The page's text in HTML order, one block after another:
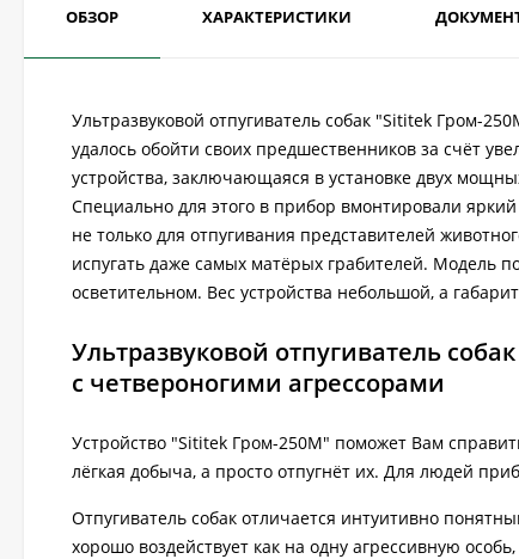
ОБЗОР ХАРАКТЕРИСТИКИ
Ультразвуковой отпугиватель собак "Sititek Гром-
удалось обойти своих предшественников за счёт
устройства, заключающаяся в установке двух
Специально для этого в прибор вмонтировали
не только для отпугивания представителей
испугать даже самых матёрых грабителей. Модель
осветительном. Вес устройства небольшой, а
Ультразвуковой отпугиватель
с четвероногими агрессорами
Устройство "Sititek Гром-250М" поможет Вам
лёгкая добыча, а просто отпугнёт их. Для людей
Отпугиватель собак отличается интуитивно
хорошо воздействует как на одну агрессивную